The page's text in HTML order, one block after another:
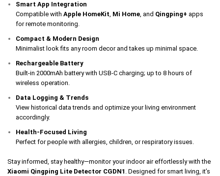
Smart App Integration
Compatible with Apple HomeKit, Mi Home, and Qingping+ apps
for remote monitoring.
Compact & Modern Design
Minimalist look fits any room decor and takes up minimal space.
Rechargeable Battery
Built-in 2000mAh battery with USB-C charging; up to 8 hours of
wireless operation.
Data Logging & Trends
View historical data trends and optimize your living environment
accordingly.
Health-Focused Living
Perfect for people with allergies, children, or respiratory issues.
Stay informed, stay healthy—monitor your indoor air effortlessly with the
Xiaomi Qingping Lite Detector CGDN1 . Designed for smart living, it’s